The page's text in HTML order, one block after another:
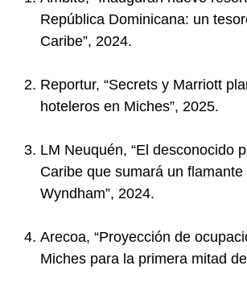
República Dominicana: un
Caribe”, 2024.
Reportur, “Secrets y Marriott
hoteleros en Miches”, 2025.
LM Neuquén, “El desconocido
Caribe que sumará un
Wyndham”, 2024.
Arecoa, “Proyección de
Miches para la primera mitad